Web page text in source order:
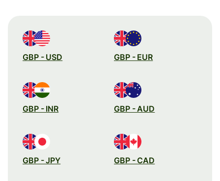
GBP - USD GBP - EUR
GBP - INR GBP - AUD
GBP - JPY GBP - CAD